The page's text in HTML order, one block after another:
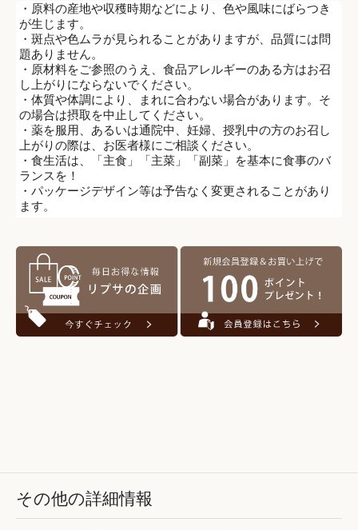
・原料の産地や収穫時期などにより、色や風味にばらつき
が生じます。
・斑点や色ムラが見られることがありますが、品質には問
題ありません。
・原材料をご参照のうえ、食品アレルギーのある方はお召
し上がりにならないでください。
・体質や体調により、まれに合わない場合があります。そ
の場合は摂取を中止してください。
・薬を服用、あるいは通院中、妊婦、授乳中の方のお召し
上がりの際は、お医者様にご相談ください。
・食生活は、「主食」「主菜」「副菜」を基本に食事のバ
ランスを！
・パッケージデザイン等は予告なく変更されることがあり
ます。
その他の詳細情報